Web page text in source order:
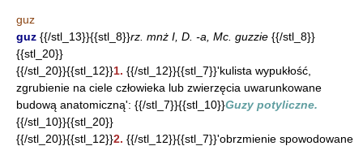
guz
guz {{/stl_13}}{{stl_8}}rz. mnż I, D. -a, Mc. guzzie {{/stl_8}}
{{stl_20}}
{{/stl_20}}{{stl_12}}1. {{/stl_12}}{{stl_7}}'kulista wypukłość,
zgrubienie na ciele człowieka lub zwierzęcia uwarunkowane
budową anatomiczną': {{/stl_7}}{{stl_10}}Guzy potyliczne.
{{/stl_10}}{{stl_20}}
{{/stl_20}}{{stl_12}}2. {{/stl_12}}{{stl_7}}'obrzmienie spowodowane